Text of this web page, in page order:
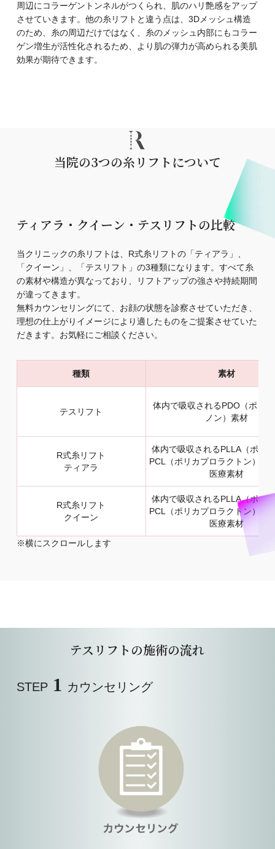
周辺にコラーゲントンネルがつくられ、肌のハリ艶感をアップ
させていきます。他の糸リフトと違う点は、3Dメッシュ構造
のため、糸の周辺だけではなく、糸のメッシュ内部にもコラー
ゲン増生が活性化されるため、より肌の弾力が高められる美肌
効果が期待できます。
当院の3つの糸リフトについて
ティアラ・クイーン・テスリフトの比較
当クリニックの糸リフトは、R式糸リフトの「ティアラ」、
「クイーン」、「テスリフト」の3種類になります。すべて糸
の素材や構造が異なっており、リフトアップの強さや持続期間
が違ってきます。
無料カウンセリングにて、お顔の状態を診察させていただき、
理想の仕上がりイメージにより適したものをご提案させていた
だきます。お気軽にご相談ください。
種類 素材
テスリフト
体内で吸収されるPDO（ポリ
ノン）素材
R式糸リフト
ティアラ
体内で吸収されるPLLA（ポリ
PCL（ポリカプロラクトン）を
医療素材
R式糸リフト
クイーン
体内で吸収されるPLLA（ポリ
PCL（ポリカプロラクトン）を
医療素材
※横にスクロールします
テスリフトの施術の流れ
STEP1 カウンセリング